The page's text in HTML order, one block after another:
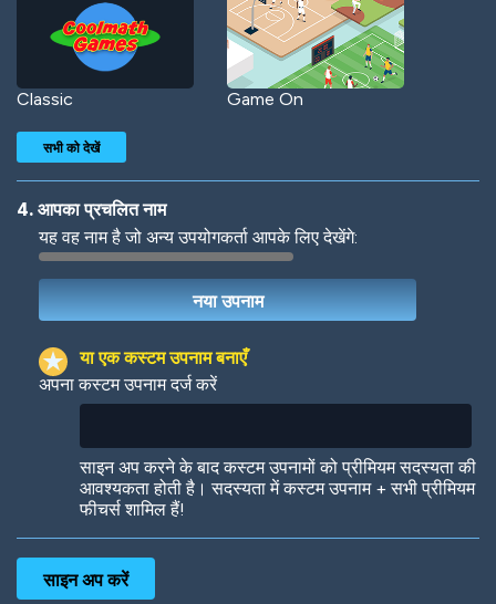
Classic Game On
Woof Jungle Cats
सभी को देखें
4. आपका प्रचलित नाम
यह वह नाम है जो अन्य उपयोगकर्ता आपके लिए देखेंगे:
या एक कस्टम उपनाम बनाएँ
अपना कस्टम उपनाम दर्ज करें
साइन अप करने के बाद कस्टम उपनामों को प्रीमियम सदस्यता की
आवश्यकता होती है। सदस्यता में कस्टम उपनाम + सभी प्रीमियम
फीचर्स शामिल हैं!